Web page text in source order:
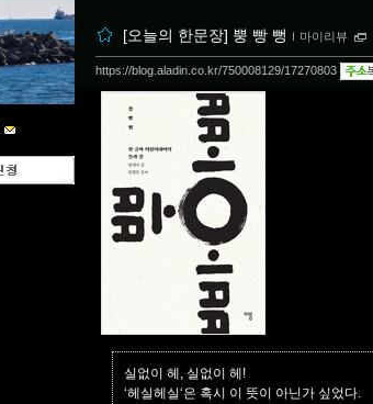
[오늘의 한문장] 뿡 빵 뻥 ｌ 마이리뷰
https://blog.aladin.co.kr/750008129/17270803
실없이 헤, 실없이 헤!
‘헤실헤실‘은 혹시 이 뜻이 아닌가 싶었다.